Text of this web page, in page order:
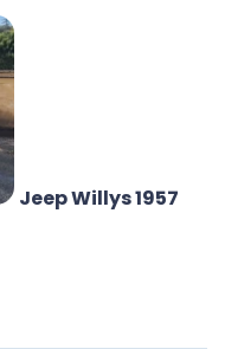
Jeep Willys 1957